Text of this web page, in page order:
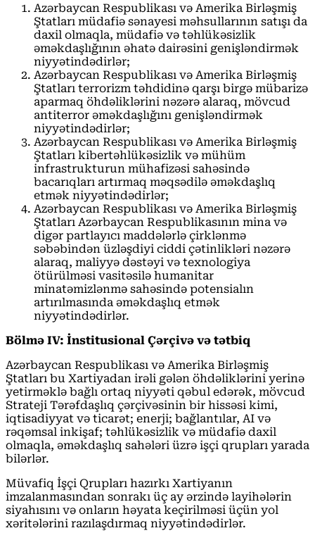
Azərbaycan Respublikası və Amerika Birləşmiş
Ştatları müdafiə sənayesi məhsullarının satışı da
daxil olmaqla, müdafiə və təhlükəsizlik
əməkdaşlığının əhatə dairəsini genişləndirmək
niyyətindədirlər;
Azərbaycan Respublikası və Amerika Birləşmiş
Ştatları terrorizm təhdidinə qarşı birgə mübarizə
aparmaq öhdəliklərini nəzərə alaraq, mövcud
antiterror əməkdaşlığını genişləndirmək
niyyətindədirlər;
Azərbaycan Respublikası və Amerika Birləşmiş
Ştatları kibertəhlükəsizlik və mühüm
infrastrukturun mühafizəsi sahəsində
bacarıqları artırmaq məqsədilə əməkdaşlıq
etmək niyyətindədirlər;
Azərbaycan Respublikası və Amerika Birləşmiş
Ştatları Azərbaycan Respublikasının mina və
digər partlayıcı maddələrlə çirklənmə
səbəbindən üzləşdiyi ciddi çətinlikləri nəzərə
alaraq, maliyyə dəstəyi və texnologiya
ötürülməsi vasitəsilə humanitar
minatəmizlənmə sahəsində potensialın
artırılmasında əməkdaşlıq etmək
niyyətindədirlər.
Bölmə IV: İnstitusional Çərçivə və tətbiq
Azərbaycan Respublikası və Amerika Birləşmiş
Ştatları bu Xartiyadan irəli gələn öhdəliklərini yerinə
yetirməklə bağlı ortaq niyyəti qəbul edərək, mövcud
Strateji Tərəfdaşlıq çərçivəsinin bir hissəsi kimi,
iqtisadiyyat və ticarət; enerji; bağlantılar, AI və
rəqəmsal inkişaf; təhlükəsizlik və müdafiə daxil
olmaqla, əməkdaşlıq sahələri üzrə işçi qrupları yarada
bilərlər.
Müvafiq İşçi Qrupları hazırkı Xartiyanın
imzalanmasından sonrakı üç ay ərzində layihələrin
siyahısını və onların həyata keçirilməsi üçün yol
xəritələrini razılaşdırmaq niyyətindədirlər.